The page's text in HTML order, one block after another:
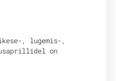
, lugemis-,
on